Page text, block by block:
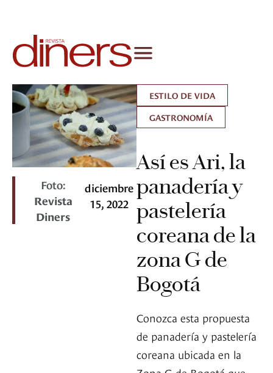
Foto:
Revista
Diners
diciembre
15, 2022
ESTILO DE VIDA
GASTRONOMÍA
Así es Ari, la
panadería y
pastelería
coreana de la
zona G de
Bogotá
Conozca esta propuesta
de panadería y pastelería
coreana ubicada en la